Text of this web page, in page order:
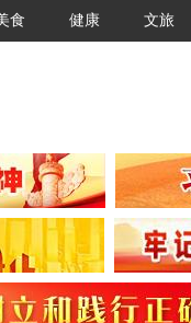
食 健康 文旅